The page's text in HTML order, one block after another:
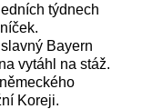
týdnech
Bayern
vytáhl na stáž.
Koreji.